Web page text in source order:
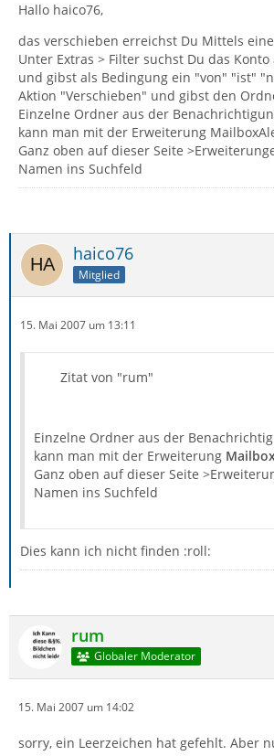
Hallo haico76,
das verschieben erreichst Du Mittels
Unter Extras > Filter suchst Du das
und gibst als Bedingung ein "von" "ist"
Aktion "Verschieben" und gibst den
Einzelne Ordner aus der
kann man mit der Erweiterung
Ganz oben auf dieser Seite
Namen ins Suchfeld
haico76
Mitglied
15. Mai 2007 um 13:11
Zitat von "rum"
Einzelne Ordner aus der
kann man mit der Erweiterung
Ganz oben auf dieser Seite
Namen ins Suchfeld
Dies kann ich nicht finden :roll:
rum
Globaler Moderator
15. Mai 2007 um 14:02
sorry, ein Leerzeichen hat gefehlt. Aber